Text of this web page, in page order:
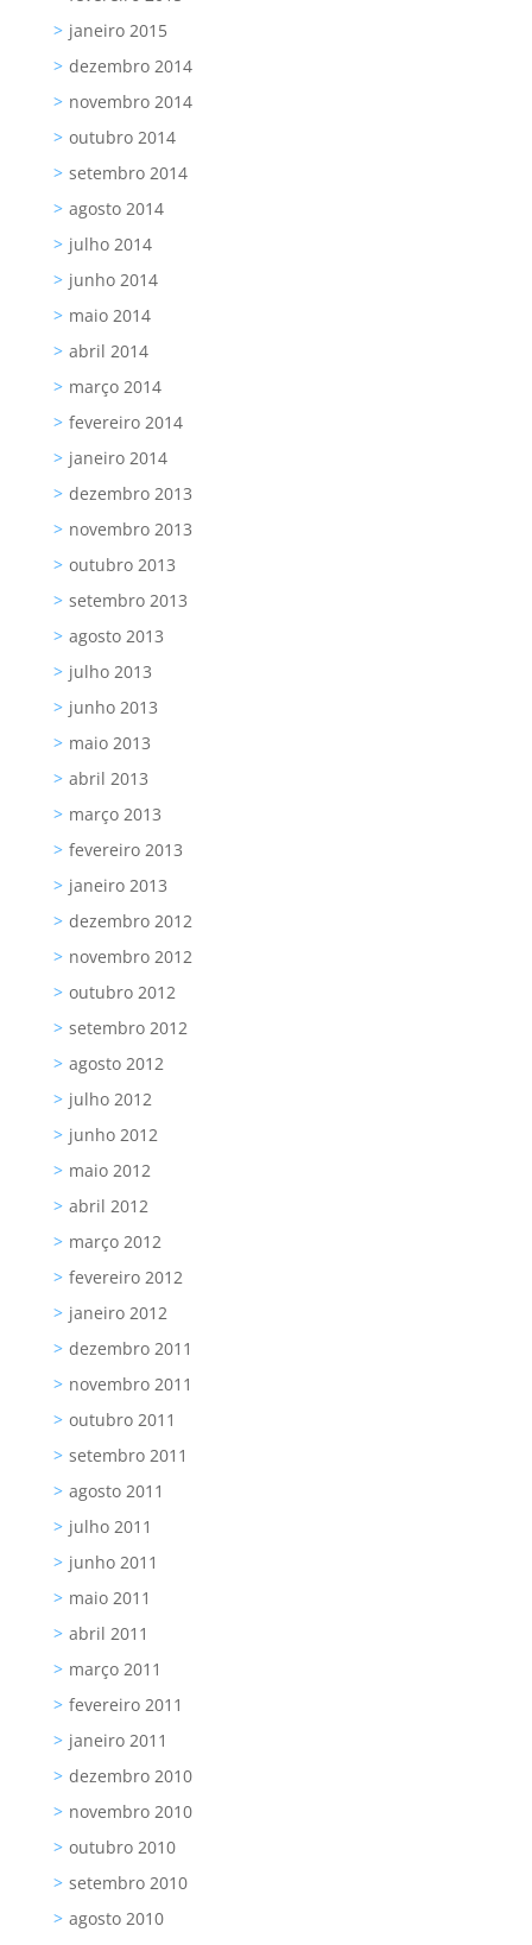
janeiro 2015
dezembro 2014
novembro 2014
outubro 2014
setembro 2014
agosto 2014
julho 2014
junho 2014
maio 2014
abril 2014
março 2014
fevereiro 2014
janeiro 2014
dezembro 2013
novembro 2013
outubro 2013
setembro 2013
agosto 2013
julho 2013
junho 2013
maio 2013
abril 2013
março 2013
fevereiro 2013
janeiro 2013
dezembro 2012
novembro 2012
outubro 2012
setembro 2012
agosto 2012
julho 2012
junho 2012
maio 2012
abril 2012
março 2012
fevereiro 2012
janeiro 2012
dezembro 2011
novembro 2011
outubro 2011
setembro 2011
agosto 2011
julho 2011
junho 2011
maio 2011
abril 2011
março 2011
fevereiro 2011
janeiro 2011
dezembro 2010
novembro 2010
outubro 2010
setembro 2010
agosto 2010